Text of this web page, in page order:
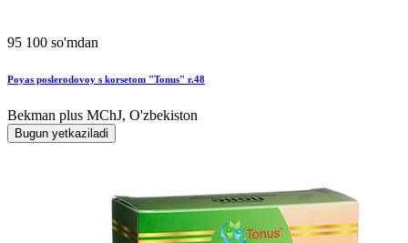
95 100 so'mdan
Poyas poslerodovoy s korsetom "Tonus" r.48
Bekman plus MChJ, O'zbekiston
Bugun yetkaziladi